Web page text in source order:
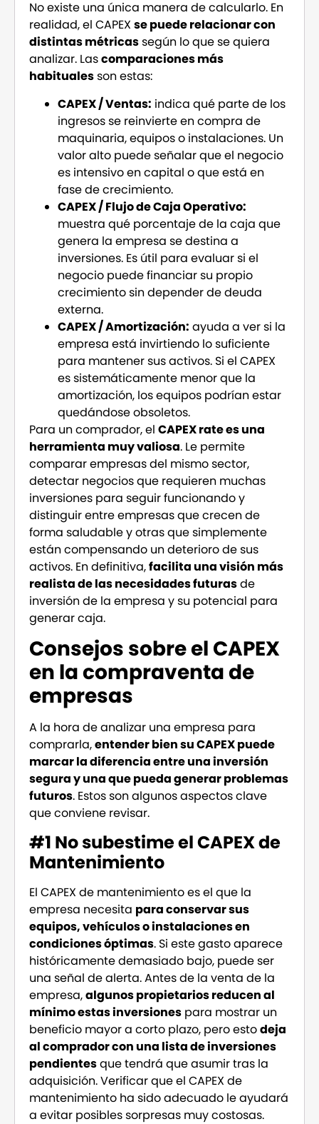
No existe una única manera de calcularlo. En
realidad, el CAPEX se puede relacionar con
distintas métricassegún lo que se quiera
analizar. Lascomparaciones más
habitualesson estas:
CAPEX / Ventas: indica qué parte de los
ingresos se reinvierte en compra de
maquinaria, equipos o instalaciones. Un
valor alto puede señalar que el negocio
es intensivo en capital o que está en
fase de crecimiento.
CAPEX / Flujo de Caja Operativo:
muestra qué porcentaje de la caja que
genera la empresa se destina a
inversiones. Es útil para evaluar si el
negocio puede financiar su propio
crecimiento sin depender de deuda
externa.
CAPEX / Amortización: ayuda a ver si la
empresa está invirtiendo lo suficiente
para mantener sus activos. Si el CAPEX
es sistemáticamente menor que la
amortización, los equipos podrían estar
quedándose obsoletos.
Para un comprador, el CAPEX rate es una
herramienta muy valiosa. Le permite
comparar empresas del mismo sector,
detectar negocios que requieren muchas
inversiones para seguir funcionando y
distinguir entre empresas que crecen de
forma saludable y otras que simplemente
están compensando un deterioro de sus
activos. En definitiva,facilita una visión más
realista de las necesidades futurasde
inversión de la empresa y su potencial para
generar caja.
Consejos sobre el CAPEX
en la compraventa de
empresas
A la hora de analizar una empresa para
comprarla,entender bien su CAPEX puede
marcar la diferencia entre una inversión
segura y una que pueda generar problemas
futuros. Estos son algunos aspectos clave
que conviene revisar.
#1 No subestime el CAPEX de
Mantenimiento
El CAPEX de mantenimiento es el que la
empresa necesita para conservar sus
equipos, vehículos o instalaciones en
condiciones óptimas. Si este gasto aparece
históricamente demasiado bajo, puede ser
una señal de alerta. Antes de la venta de la
empresa,algunos propietarios reducen al
mínimo estas inversiones para mostrar un
beneficio mayor a corto plazo, pero estodeja
al comprador con una lista de inversiones
pendientesque tendrá que asumir tras la
adquisición. Verificar que el CAPEX de
mantenimiento ha sido adecuado le ayudará
a evitar posibles sorpresas muy costosas.